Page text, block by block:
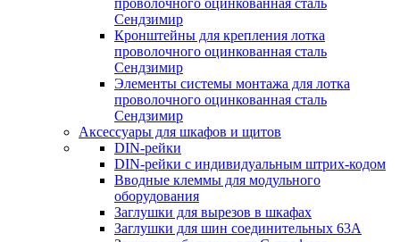
проволочного оцинкованная сталь
Сендзимир
Кронштейны для крепления лотка
проволочного оцинкованная сталь
Сендзимир
Элементы системы монтажа для лотка
проволочного оцинкованная сталь
Сендзимир
Аксессуары для шкафов и щитов
DIN-рейки
DIN-рейки с индивидуальным штрих-кодом
Вводные клеммы для модульного
оборудования
Заглушки для вырезов в шкафах
Заглушки для шин соединительных 63А